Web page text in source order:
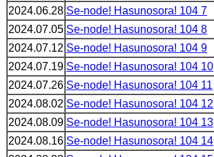
2024.06.28 Se-node! Hasunosora! 104 7
2024.07.05 Se-node! Hasunosora! 104 8
2024.07.12 Se-node! Hasunosora! 104 9
2024.07.19 Se-node! Hasunosora! 104 10
2024.07.26 Se-node! Hasunosora! 104 11
2024.08.02 Se-node! Hasunosora! 104 12
2024.08.09 Se-node! Hasunosora! 104 13
2024.08.16 Se-node! Hasunosora! 104 14